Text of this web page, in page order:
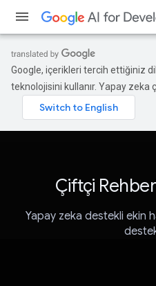
Google, içerikleri tercih ettiğiniz
teknolojisini kullanır. Yapay zeka
Çiftçi
Yapay zeka destekli ekin